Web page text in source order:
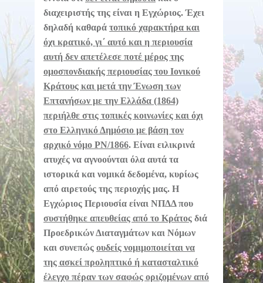
διαχειριστής της είναι η Εγχώριος. Έχει
δηλαδή καθαρά τοπικό χαρακτήρα και
όχι κρατικό, γι΄ αυτό και η περιουσία
αυτή δεν απετέλεσε ποτέ μέρος της
ομοσπονδιακής περιουσίας του Ιονικού
Κράτους και μετά την Ένωση των
Επτανήσων με την Ελλάδα (1864)
περιήλθε στις τοπικές κοινωνίες και όχι
στο Ελληνικό Δημόσιο με βάση τον
αρχικό νόμο ΡΝ/1866. Είναι ειλικρινά
ατυχές να αγνοούνται όλα αυτά τα
ιστορικά και νομικά δεδομένα, κυρίως
από αιρετούς της περιοχής μας. Η
Εγχώριος Περιουσία είναι ΝΠΔΔ που
συστήθηκε απευθείας από το Κράτος διά
Προεδρικών Διαταγμάτων και Νόμων
και συνεπώς ουδείς νομιμοποιείται να
της ασκεί προληπτικό ή κατασταλτικό
έλεγχο πέραν των σαφώς οριζομένων από